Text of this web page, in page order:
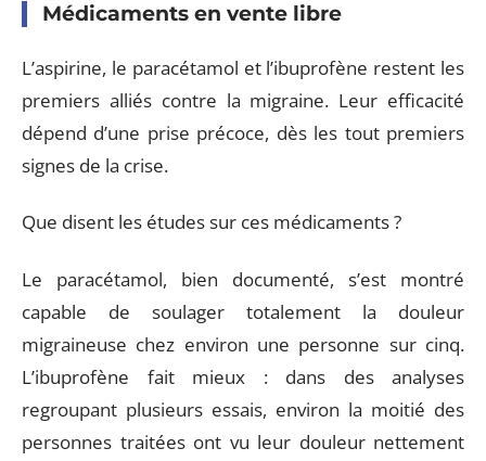
Médicaments en vente libre
L’aspirine, le paracétamol et l’ibuprofène restent les
premiers alliés contre la migraine. Leur efficacité
dépend d’une prise précoce, dès les tout premiers
signes de la crise.
Que disent les études sur ces médicaments ?
Le paracétamol, bien documenté, s’est montré
capable de soulager totalement la douleur
migraineuse chez environ une personne sur cinq.
L’ibuprofène fait mieux : dans des analyses
regroupant plusieurs essais, environ la moitié des
personnes traitées ont vu leur douleur nettement